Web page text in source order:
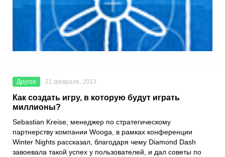
Другое 21 февраля, 2013
Как создать игру, в которую будут играть
миллионы?
Sebastian Kreise, менеджер по стратегическому
партнерству компании Wooga, в рамках конференции
Winter Nights рассказал, благодаря чему Diamond Dash
завоевала такой успех у пользователей, и дал советы по